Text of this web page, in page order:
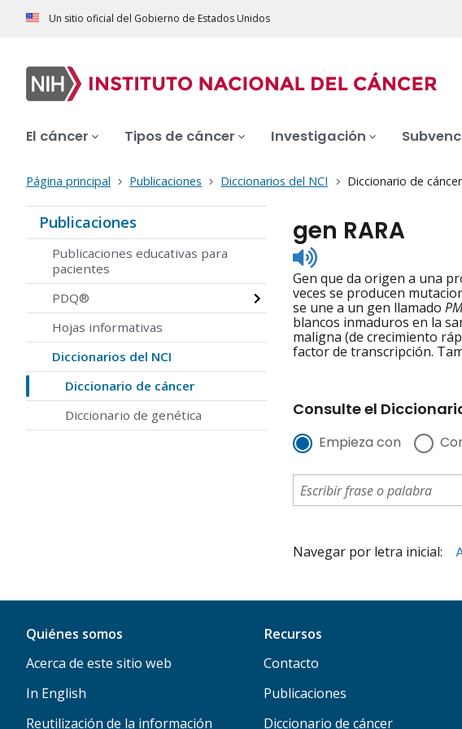
Un sitio oficial del Gobierno de Estados Unidos
El cáncer Tipos de cáncer Investigación
Página principal Publicaciones Diccionarios del NCI Diccionario de
Publicaciones
Publicaciones educativas para
pacientes
PDQ®
Hojas informativas
Diccionarios del NCI
Diccionario de cáncer
Diccionario de genética
gen RARA
Listen
to
pronunciation
Gen que da origen a una
veces se producen
se une a un gen llamado
blancos inmaduros en la
maligna (de crecimiento
factor de transcripción.
Consulte el
Empieza con
Navegar por letra inicial:
Quiénes somos
Acerca de este sitio web
In English
Reutilización de la información
Recursos
Contacto
Publicaciones
Diccionario de cáncer